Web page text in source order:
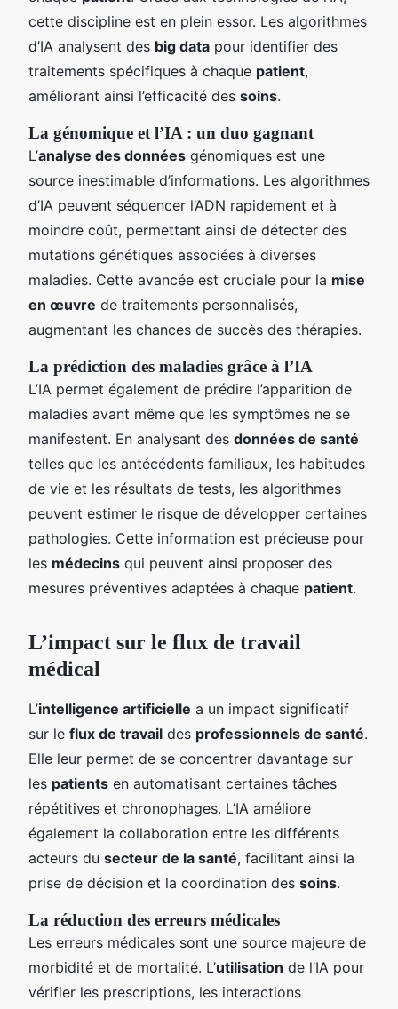
cette discipline est en plein essor. Les algorithmes
d’IA analysent des big data pour identifier des
traitements spécifiques à chaque patient,
améliorant ainsi l’efficacité des soins.
La génomique et l’IA : un duo gagnant
L’analyse des données génomiques est une
source inestimable d’informations. Les algorithmes
d’IA peuvent séquencer l’ADN rapidement et à
moindre coût, permettant ainsi de détecter des
mutations génétiques associées à diverses
maladies. Cette avancée est cruciale pour la mise
en œuvre de traitements personnalisés,
augmentant les chances de succès des thérapies.
La prédiction des maladies grâce à l’IA
L’IA permet également de prédire l’apparition de
maladies avant même que les symptômes ne se
manifestent. En analysant des données de santé
telles que les antécédents familiaux, les habitudes
de vie et les résultats de tests, les algorithmes
peuvent estimer le risque de développer certaines
pathologies. Cette information est précieuse pour
les médecins qui peuvent ainsi proposer des
mesures préventives adaptées à chaque patient.
L’impact sur le flux de travail
médical
L’intelligence artificielle a un impact significatif
sur le flux de travail des professionnels de santé.
Elle leur permet de se concentrer davantage sur
les patients en automatisant certaines tâches
répétitives et chronophages. L’IA améliore
également la collaboration entre les différents
acteurs du secteur de la santé, facilitant ainsi la
prise de décision et la coordination des soins.
La réduction des erreurs médicales
Les erreurs médicales sont une source majeure de
morbidité et de mortalité. L’utilisation de l’IA pour
vérifier les prescriptions, les interactions